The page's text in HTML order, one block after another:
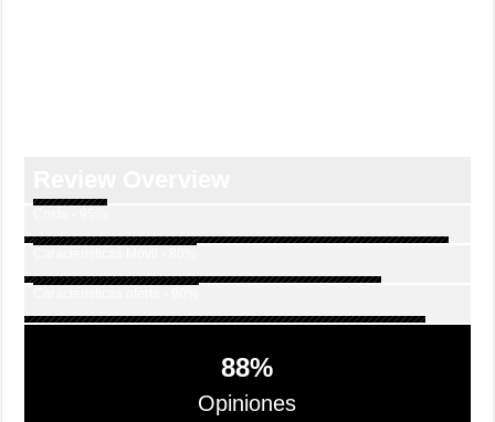
88%
Opiniones